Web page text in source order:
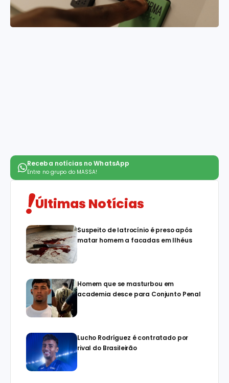
Receba notícias no WhatsApp
Entre no grupo do MASSA!
Últimas Notícias
Suspeito de latrocínio é preso após
matar homem a facadas em Ilhéus
Homem que se masturbou em
academia desce para Conjunto Penal
Lucho Rodríguez é contratado por
rival do Brasileirão